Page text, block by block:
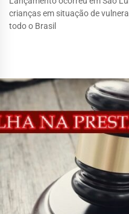
crianças em situação de
todo o Brasil